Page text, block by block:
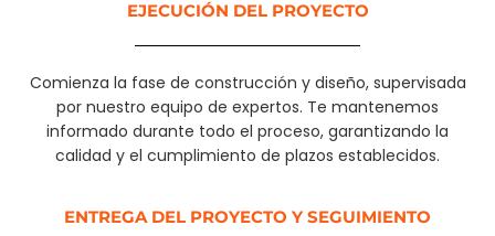
EJECUCIÓN DEL PROYECTO
Comienza la fase de construcción y diseño, supervisada
por nuestro equipo de expertos. Te mantenemos
informado durante todo el proceso, garantizando la
calidad y el cumplimiento de plazos establecidos.
ENTREGA DEL PROYECTO Y SEGUIMIENTO